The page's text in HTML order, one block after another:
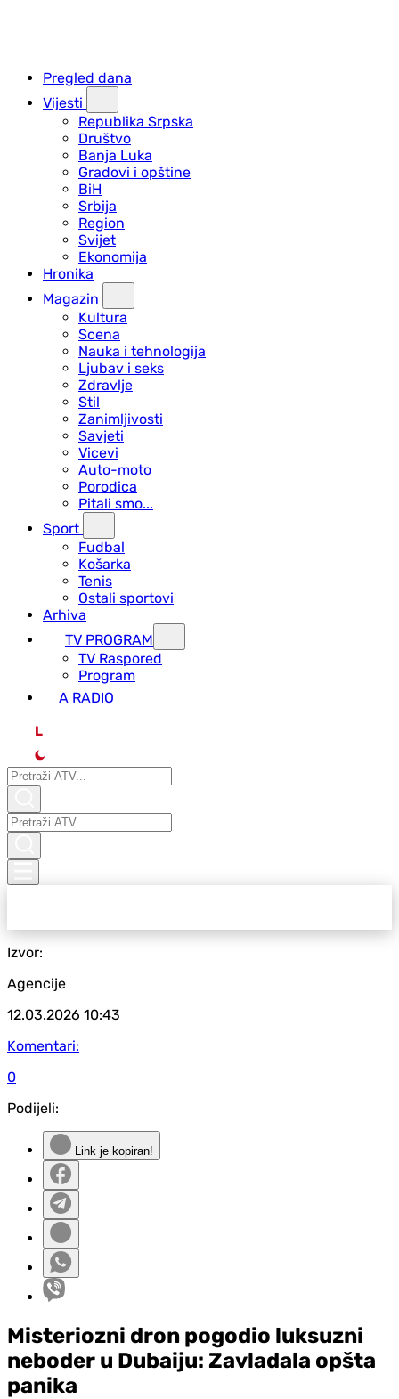
Pregled dana
Vijesti
Republika Srpska
Društvo
Banja Luka
Gradovi i opštine
BiH
Srbija
Region
Svijet
Ekonomija
Hronika
Magazin
Kultura
Scena
Nauka i tehnologija
Ljubav i seks
Zdravlje
Stil
Zanimljivosti
Savjeti
Vicevi
Auto-moto
Porodica
Pitali smo...
Sport
Fudbal
Košarka
Tenis
Ostali sportovi
Arhiva
TV PROGRAM
ТV Raspored
Program
A RADIO
L
Izvor:
Agencije
12.03.2026 10:43
Komentari:
0
Podijeli:
Link je kopiran!
Misteriozni dron pogodio luksuzni
neboder u Dubaiju: Zavladala opšta
panika